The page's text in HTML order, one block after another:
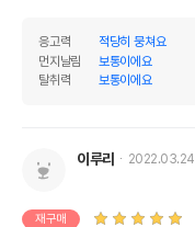
응고력
적당히 뭉쳐요
먼지날림
보통이에요
탈취력
보통이에요
이루리 2022.03.24
재구매